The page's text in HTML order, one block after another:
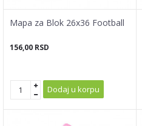
Mapa za Blok 26x36 Football
156,00 RSD
Dodaj u korpu